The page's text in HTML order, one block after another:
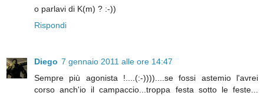
o parlavi di K(m) ? :-))
Rispondi
Diego 7 gennaio 2011 alle ore 14:47
Sempre più agonista !....(:-))))....se fossi astemio l'avrei
corso anch'io il campaccio...troppa festa sotto le feste...